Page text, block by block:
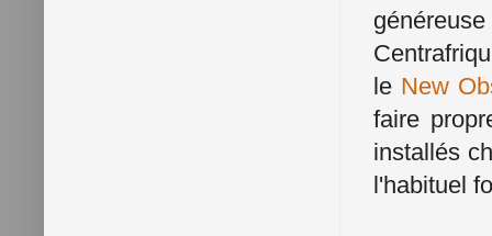
le New
faire
installés
l'habituel